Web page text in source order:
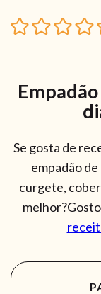
Se gosta de
empadão
curgete,